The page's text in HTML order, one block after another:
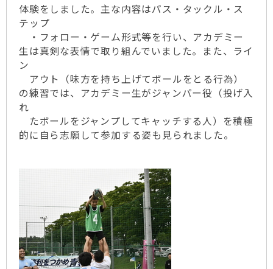
体験をしました。主な内容はパス・タックル・ス
テップ
・フォロー・ゲーム形式等を行い、アカデミー
生は真剣な表情で取り組んでいました。また、ライ
ン
アウト（味方を持ち上げてボールをとる行為）
の練習では、アカデミー生がジャンパー役（投げ入
れ
たボールをジャンプしてキャッチする人）を積極
的に自ら志願して参加する姿も見られました。